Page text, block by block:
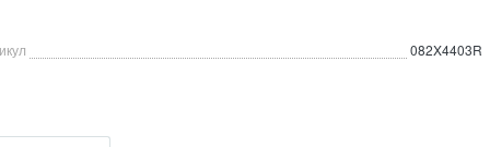
082X4403R